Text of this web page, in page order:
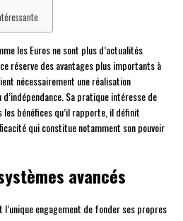
les Euros ne sont plus d’actualités
réserve des avantages plus importants à
nécessairement une réalisation
Sa pratique intéresse de
les bénéfices qu’il rapporte, il définit
qui constitue notamment son pouvoir
avancés
engagement de fonder ses propres